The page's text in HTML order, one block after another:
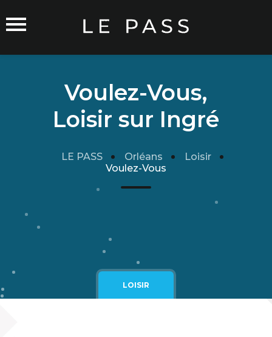
Commerçants sur Orléans
Rejoindre le Réseau
Traitement de mes données
Mentions légales
Voulez-Vous,
Loisir sur Ingré
LE PASS Orléans
Loisir
Voulez-Vous
LOISIR